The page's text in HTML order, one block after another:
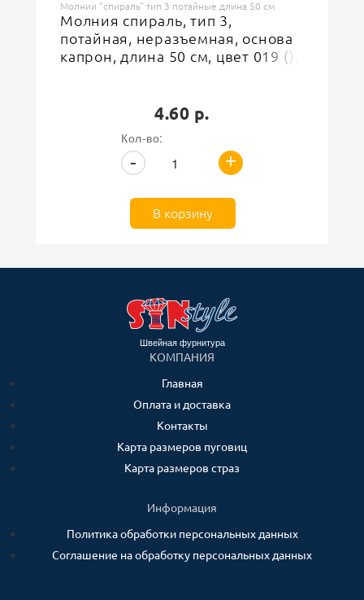
Молнии "спираль" тип 3 потайные длина 50 см
Молния спираль, тип 3,
потайная, неразъемная, основа
капрон, длина 50 см, цвет 019 (),
4.60 р.
Кол-во:
+
-
В корзину
Швейная фурнитура
КОМПАНИЯ
Главная
Оплата и доставка
Контакты
Карта размеров пуговиц
Карта размеров страз
Информация
Политика обработки персональных данных
Соглашение на обработку персональных данных